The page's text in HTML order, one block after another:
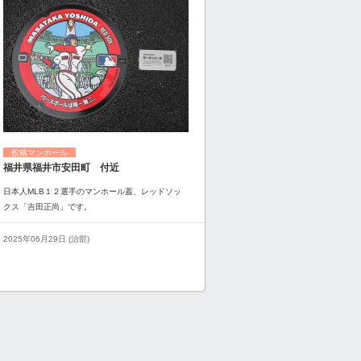
投稿マンホール
福井県福井市安田町 付近
日本人MLB１２選手のマンホール蓋、レッドソッ
クス「吉田正尚」です。
2025年06月29日 (治部)